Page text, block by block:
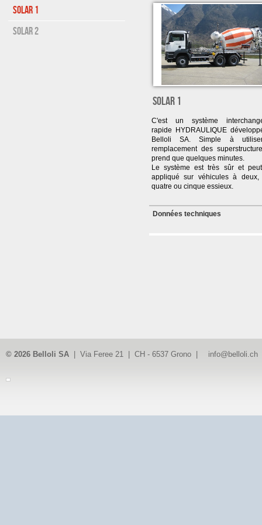
Solar 1
Solar 2
SOLAR 1
C'est un système
rapide HYDRAULIQUE
Belloli SA. Simple à
remplacement des
prend que quelques minutes.
Le système est très sûr et
appliqué sur véhicules à deux,
quatre ou cinque essieux.
Données techniques
© 2026 Belloli SA | Via Feree 21 | CH - 6537 Grono | info@belloli.ch